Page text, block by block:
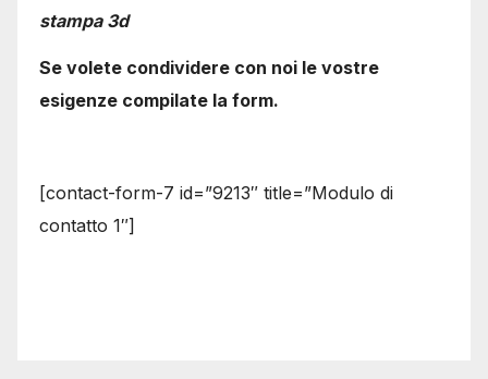
stampa 3d
Se volete condividere con noi le vostre
esigenze compilate la form.
[contact-form-7 id=”9213″ title=”Modulo di
contatto 1″]